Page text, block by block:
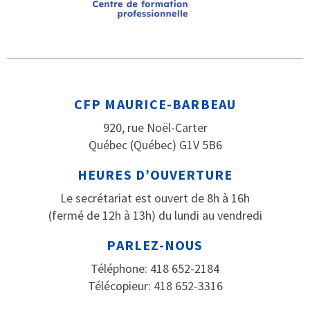
CFP MAURICE-BARBEAU
920, rue Noël-Carter
Québec (Québec) G1V 5B6
HEURES D’OUVERTURE
Le secrétariat est ouvert de 8h à 16h
(fermé de 12h à 13h) du lundi au vendredi
PARLEZ-NOUS
Téléphone: 418 652-2184
Télécopieur: 418 652-3316